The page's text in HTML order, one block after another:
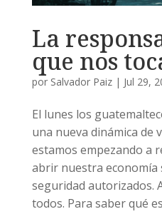
La
que nos
por Salvador Paiz| Jul 29,
El lunes los
una nueva dinámica de
estamos empezando a
abrir nuestra economía
seguridad autorizados.
todos. Para saber qué